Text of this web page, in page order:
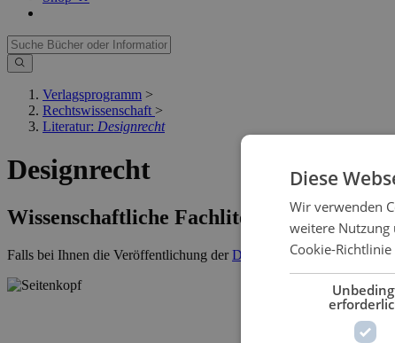
Verlagsprogramm >
Rechtswissenschaft >
Literatur: Designrecht
Designrecht
Wissenschaftliche Fachliteratur
Falls bei Ihnen die Veröffentlichung derDissertationansteht,
Diese
Wir verwenden
weitere Nutzung
Cookie-Richtlinie